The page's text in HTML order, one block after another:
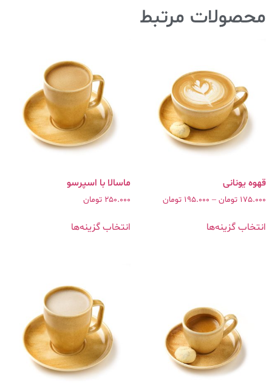
محصولات مرتبط
175.000 تومان –
195.000 تومان
انتخاب گزینه‌ها
ماسالا با اسپرسو
250.000 تومان
انتخاب گزینه‌ها